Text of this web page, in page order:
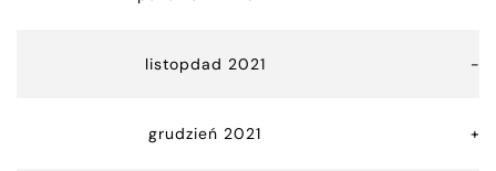
listopdad 2021 -
grudzień 2021